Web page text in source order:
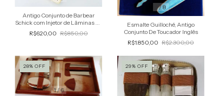
Antigo Conjunto de Barbear
Schick com Injetor de Lâminas na
Embalagem
R$620,00 R$850,00
1/8
Esmalte Guilloché, Antigo
Conjunto De Toucador Inglês
R$1.850,00 R$2.300,00
1/6
28% OFF 29% OFF